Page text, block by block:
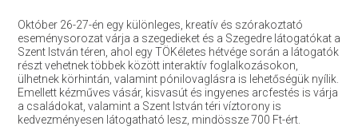
Október 26-27-én egy különleges, kreatív és szórakoztató
eseménysorozat várja a szegedieket és a Szegedre látogatókat a
Szent István téren, ahol egy TÖKéletes hétvége során a látogatók
részt vehetnek többek között interaktív foglalkozásokon,
ülhetnek körhintán, valamint pónilovaglásra is lehetőségük nyílik.
Emellett kézműves vásár, kisvasút és ingyenes arcfestés is várja
a családokat, valamint a Szent István téri víztorony is
kedvezményesen látogatható lesz, mindössze 700 Ft-ért.